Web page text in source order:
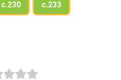
с.230 с.233